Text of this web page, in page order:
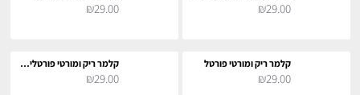
₪29.00
₪29.00
קלמר ריק ומורטי פורטל
₪29.00
קלמר ריק ומורטי פורטלים בגלקסיה
₪29.00